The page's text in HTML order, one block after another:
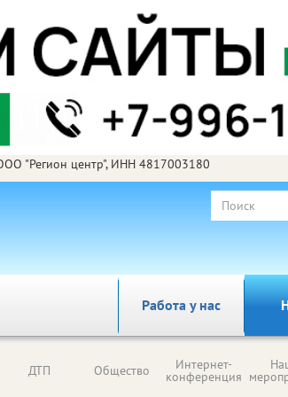
"Регион центр", ИНН 4817003180
Работа у нас
ДТП Общество Интернет-
конференция